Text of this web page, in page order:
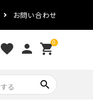
お問い合わせ
favorite person 0
shopping_cart
search